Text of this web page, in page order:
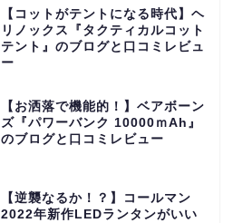
【コットがテントになる時代】ヘ
リノックス『タクティカルコット
テント』のブログと口コミレビュ
ー
【お洒落で機能的！】ベアボーン
ズ『パワーバンク 10000ｍAh』
のブログと口コミレビュー
【逆襲なるか！？】コールマン
2022年新作LEDランタンがいい